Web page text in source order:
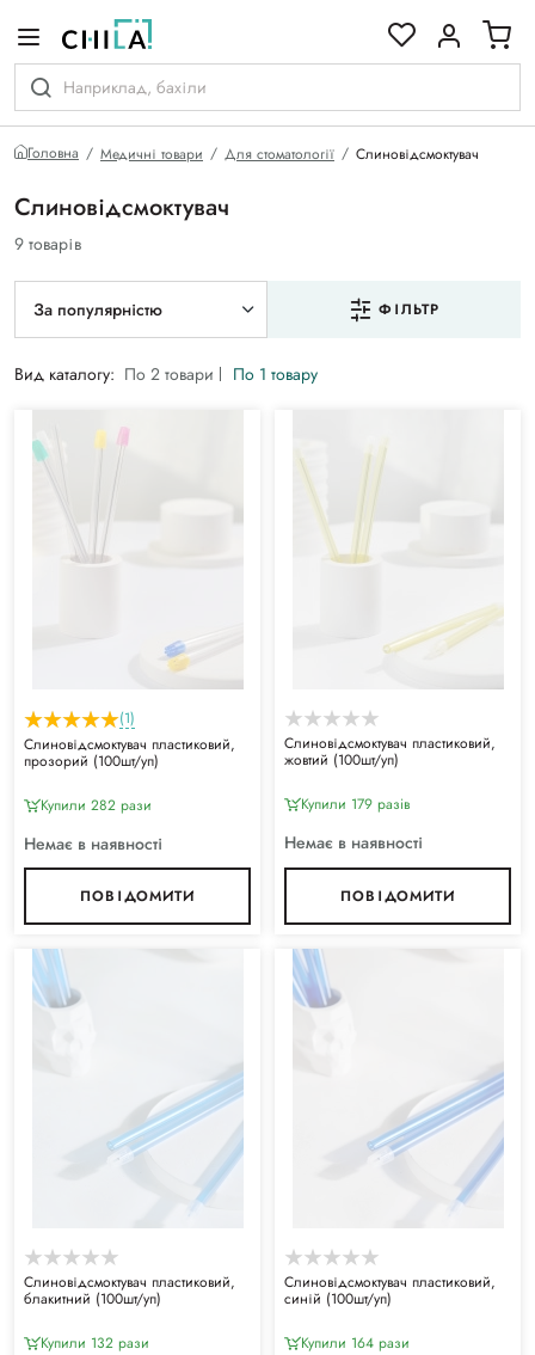
Головна Медичні товари Для стоматології Слиновідсмоктувач
Слиновідсмоктувач
9 товарів
За популярністю ФІЛЬТР
Вид каталогу: По 2 товари По 1 товару
(1)
Слиновідсмоктувач пластиковий,
прозорий (100шт/уп)
Купили 282 рази
Немає в наявності
ПОВІДОМИТИ
Слиновідсмоктувач пластиковий,
жовтий (100шт/уп)
Купили 179 разiв
Немає в наявності
ПОВІДОМИТИ
Слиновідсмоктувач пластиковий,
блакитний (100шт/уп)
Купили 132 рази
Слиновідсмоктувач пластиковий,
синій (100шт/уп)
Купили 164 рази
гамі